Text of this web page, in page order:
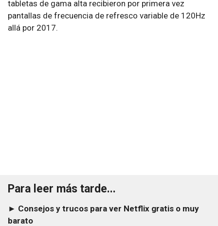
tabletas de gama alta recibieron por primera vez
pantallas de frecuencia de refresco variable de 120Hz
allá por 2017.
Para leer más tarde...
► Consejos y trucos para ver Netflix gratis o muy
barato